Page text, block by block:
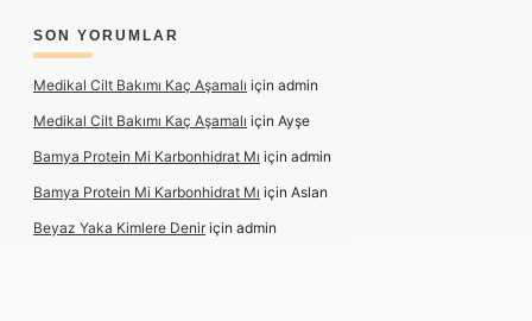
SON YORUMLAR
Medikal Cilt Bakımı Kaç Aşamalı için admin
Medikal Cilt Bakımı Kaç Aşamalı için Ayşe
Bamya Protein Mi Karbonhidrat Mı için admin
Bamya Protein Mi Karbonhidrat Mı için Aslan
Beyaz Yaka Kimlere Deniriçin admin